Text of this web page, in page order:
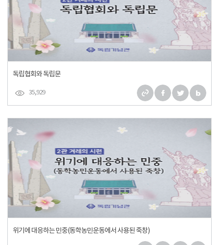
독립협회와 독립문
35,929
위기에 대응하는 민중(동학농민운동에서 사용된 죽창)